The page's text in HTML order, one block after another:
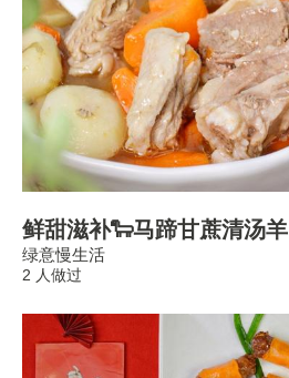
鲜甜滋补🐑马蹄甘蔗清汤羊
绿意慢生活
2 人做过